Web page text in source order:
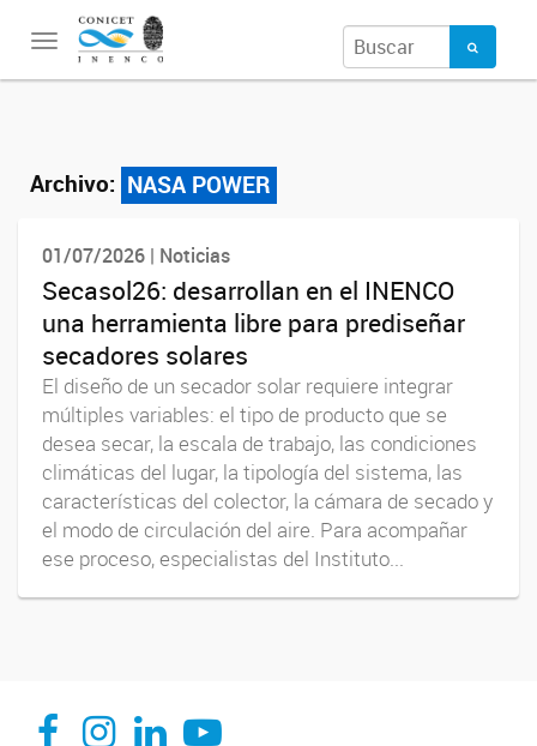
Toggle
navigation
Archivo: NASA POWER
01/07/2026 | Noticias
Secasol26: desarrollan en el INENCO
una herramienta libre para prediseñar
secadores solares
El diseño de un secador solar requiere integrar
múltiples variables: el tipo de producto que se
desea secar, la escala de trabajo, las condiciones
climáticas del lugar, la tipología del sistema, las
características del colector, la cámara de secado y
el modo de circulación del aire. Para acompañar
ese proceso, especialistas del Instituto...
INENCO FACEBOOK
INENCO INSTAGRAM
INENCO LINKEDIN
INENCO YOUTUBE